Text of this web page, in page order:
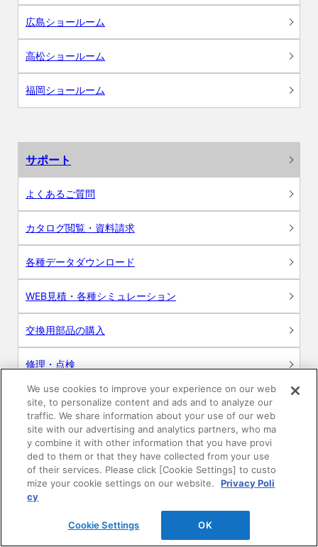
広島ショールーム
高松ショールーム
福岡ショールーム
サポート
よくあるご質問
カタログ閲覧・資料請求
各種データダウンロード
WEB見積・各種シミュレーション
交換用部品の購入
修理・点検
お問い合わせ
ログイン
建築・設計関係者様向けサイト
ユーザー登録サービス
WEB見積システム
We use cookies to improve your experience on our web
site, to personalize content and ads and to analyze our
traffic. We share information about your use of our web
site with our advertising and analytics partners, who ma
y combine it with other information that you have provi
ded to them or that they have collected from your use
of their services. Please click [Cookie Settings] to custo
mize your cookie settings on our website.
Privacy Poli
cy
Cookie Settings OK